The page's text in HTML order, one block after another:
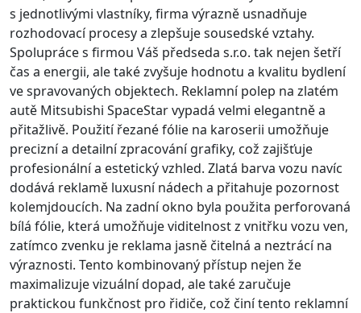
s jednotlivými vlastníky, firma výrazně usnadňuje
rozhodovací procesy a zlepšuje sousedské vztahy.
Spolupráce s firmou Váš předseda s.r.o. tak nejen šetří
čas a energii, ale také zvyšuje hodnotu a kvalitu bydlení
ve spravovaných objektech. Reklamní polep na zlatém
autě Mitsubishi SpaceStar vypadá velmi elegantně a
přitažlivě. Použití řezané fólie na karoserii umožňuje
precizní a detailní zpracování grafiky, což zajišťuje
profesionální a estetický vzhled. Zlatá barva vozu navíc
dodává reklamě luxusní nádech a přitahuje pozornost
kolemjdoucích. Na zadní okno byla použita perforovaná
bílá fólie, která umožňuje viditelnost z vnitřku vozu ven,
zatímco zvenku je reklama jasně čitelná a neztrácí na
výraznosti. Tento kombinovaný přístup nejen že
maximalizuje vizuální dopad, ale také zaručuje
praktickou funkčnost pro řidiče, což činí tento reklamní